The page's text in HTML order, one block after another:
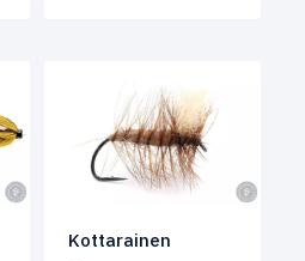
Kottarainen